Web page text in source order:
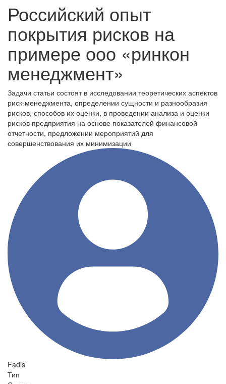
Российский опыт
покрытия рисков на
примере ооо «ринкон
менеджмент»
Задачи статьи состоят в исследовании теоретических аспектов
риск-менеджмента, определении сущности и разнообразия
рисков, способов их оценки, в проведении анализа и оценки
рисков предприятия на основе показателей финансовой
отчетности, предложении мероприятий для
совершенствования их минимизации
Fadis
Тип